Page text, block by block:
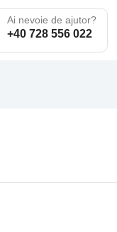
Ai nevoie de ajutor?
+40 728 556 022